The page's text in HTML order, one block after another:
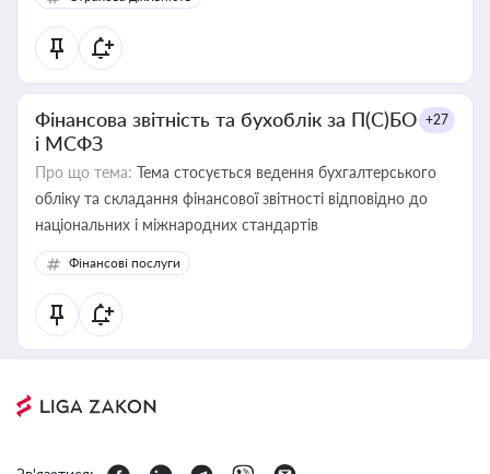
Фінансова звітність та бухоблік за П(С)БО
і МСФЗ
+27
Про що тема: Тема стосується ведення бухгалтерського
обліку та складання фінансової звітності відповідно до
національних і міжнародних стандартів
Фінансові послуги